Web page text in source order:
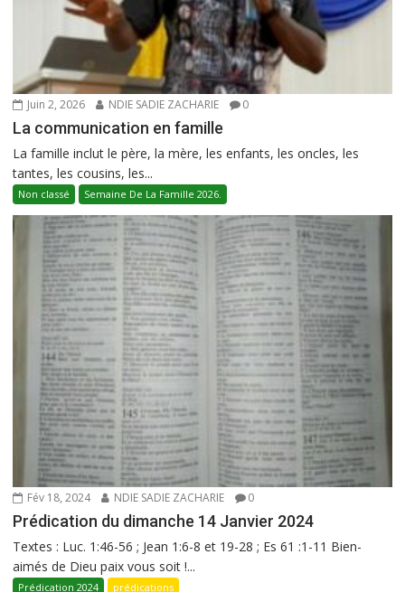
Juin 2, 2026 NDIE SADIE ZACHARIE 0
La communication en famille
La famille inclut le père, la mère, les enfants, les oncles, les
tantes, les cousins, les...
Non classé Semaine De La Famille 2026.
Fév 18, 2024 NDIE SADIE ZACHARIE 0
Prédication du dimanche 14 Janvier 2024
Textes : Luc. 1:46-56 ; Jean 1:6-8 et 19-28 ; Es 61 :1-11 Bien-
aimés de Dieu paix vous soit !...
Prédication 2024 prédications